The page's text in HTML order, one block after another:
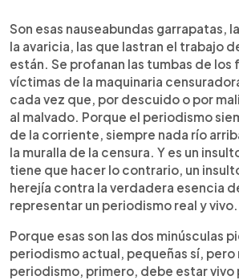
Son esas nauseabundas garrapatas,
la avaricia, las que lastran el trabajo
están. Se profanan las tumbas de los
víctimas de la maquinaria
cada vez que, por descuido o por
al malvado. Porque el periodismo
de la corriente, siempre nada río
la muralla de la censura. Y es un
tiene que hacer lo contrario, un
herejía contra la verdadera esencia
representar un periodismo real y vivo.
Porque esas son las dos minúsculas
periodismo actual, pequeñas sí, pero
periodismo, primero, debe estar vivo